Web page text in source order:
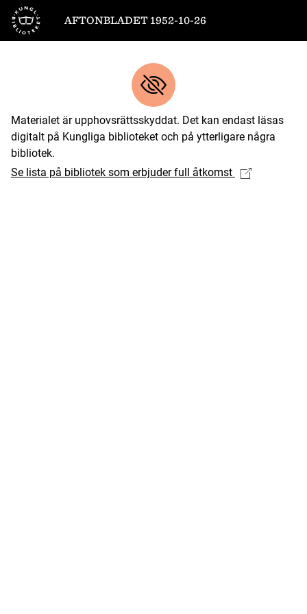
Till startsidan
AFTONBLADET 1952-10-26
Materialet är upphovsrättsskyddat. Det kan endast läsas
digitalt på Kungliga biblioteket och på ytterligare några
bibliotek.
Se lista på bibliotek som erbjuder full åtkomst